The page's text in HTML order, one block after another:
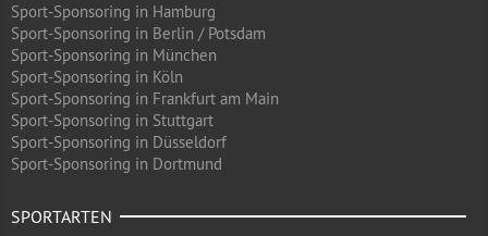
Sport-Sponsoring in Hamburg
Sport-Sponsoring in Berlin / Potsdam
Sport-Sponsoring in München
Sport-Sponsoring in Köln
Sport-Sponsoring in Frankfurt am Main
Sport-Sponsoring in Stuttgart
Sport-Sponsoring in Düsseldorf
Sport-Sponsoring in Dortmund
SPORTARTEN